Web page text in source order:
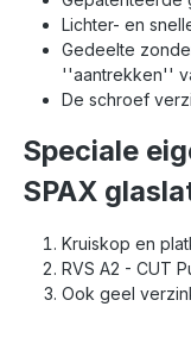
200 stuks.
Lichter- en
Gedeelte
''aantrekken''
De schroef
Speciale
SPAX
Kruiskop en
RVS A2 - CUT
Ook geel